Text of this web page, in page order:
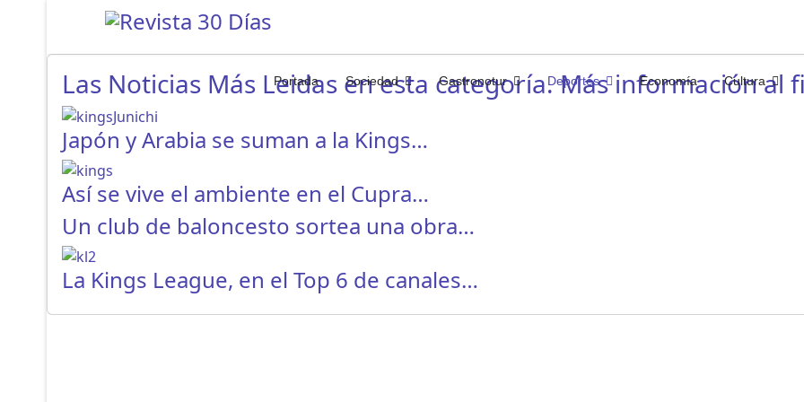
Portada Sociedad Gastronotur Deportes Economía Cultura
Las Noticias Más Leidas en esta categoría. Más información al
Japón y Arabia se suman a la Kings…
Así se vive el ambiente en el Cupra…
Un club de baloncesto sortea una obra…
La Kings League, en el Top 6 de canales…